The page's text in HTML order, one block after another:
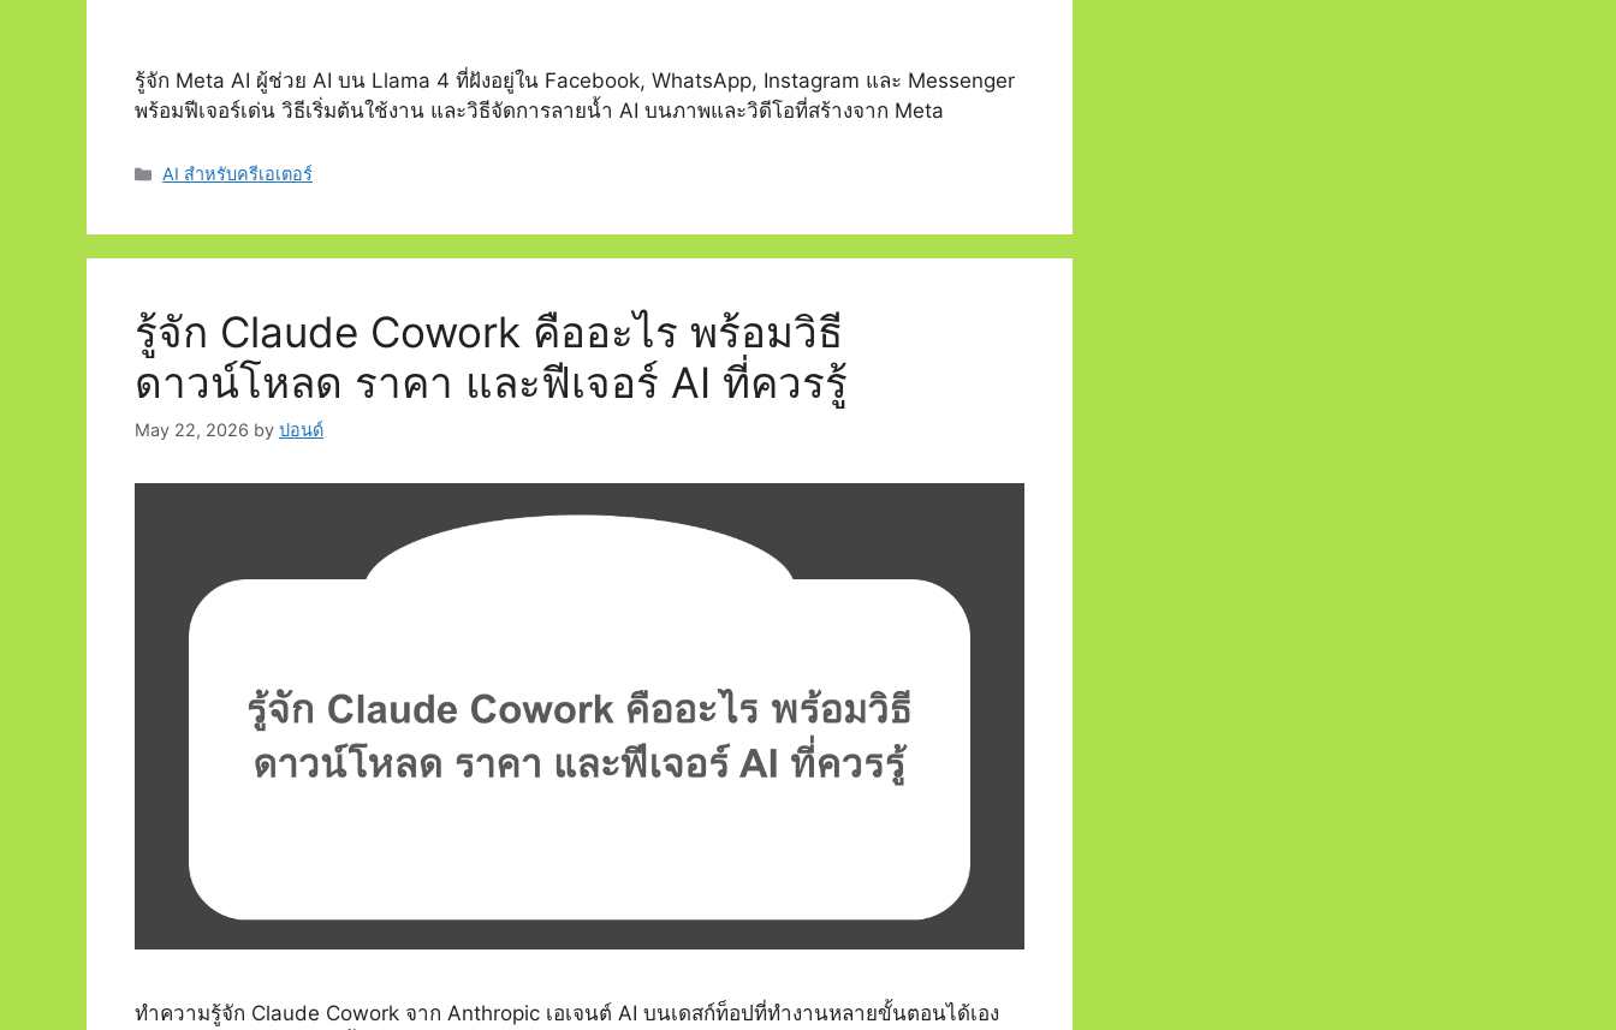
รู้จัก Meta AI ผู้ช่วย AI บน Llama 4 ที่ฝังอยู่ใน Facebook, WhatsApp, Instagram และ Messenger
พร้อมฟีเจอร์เด่น วิธีเริ่มต้นใช้งาน และวิธีจัดการลายน้ำ AI บนภาพและวิดีโอที่สร้างจาก Meta
Categories
AI สำหรับครีเอเตอร์
รู้จัก Claude Cowork คืออะไร พร้อมวิธี
ดาวน์โหลด ราคา และฟีเจอร์ AI ที่ควรรู้
May 22, 2026 by ปอนด์
ทำความรู้จัก Claude Cowork จาก Anthropic เอเจนต์ AI บนเดสก์ท็อปที่ทำงานหลายขั้นตอนได้เอง